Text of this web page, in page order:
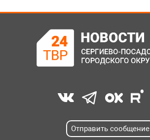
Отправить сообщение